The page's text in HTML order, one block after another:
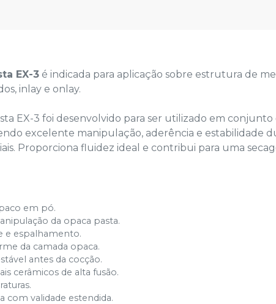
EX-3 é indicada para aplicação sobre estrutura de
inlay e onlay.
EX-3 foi desenvolvido para ser utilizado em
excelente manipulação, aderência e estabilidade
Proporciona fluidez ideal e contribui para uma
em pó.
da opaca pasta.
e espalhamento.
da camada opaca.
antes da cocção.
cerâmicos de alta fusão.
com validade estendida.